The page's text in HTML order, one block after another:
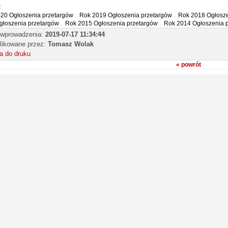
Ogłoszenia przetargów. Rok 2019 Ogłoszenia przetargów. Rok 2018
przetargów. Rok 2015 Ogłoszenia przetargów. Rok 2014 Ogłoszenia
2019-07-17 11:34:44
przez: Tomasz Wolak
do druku
« powrót